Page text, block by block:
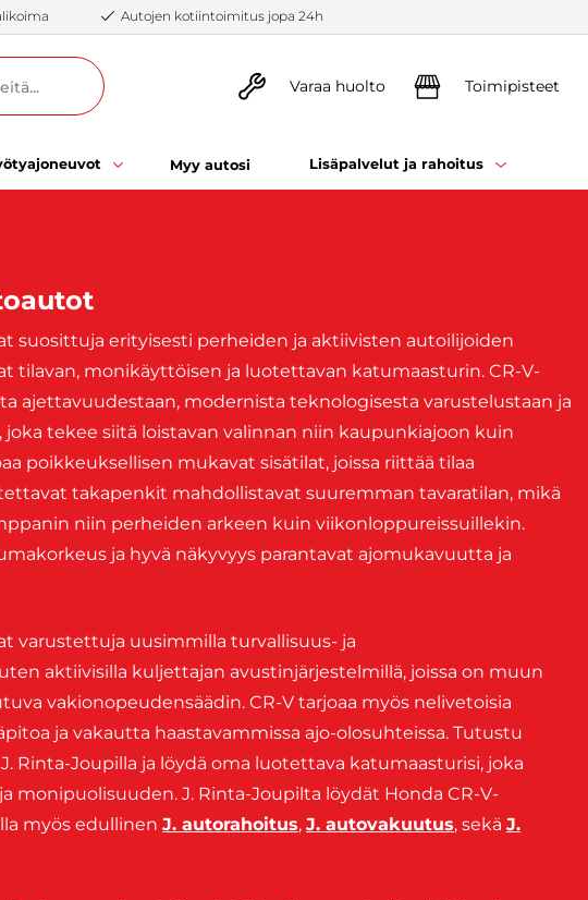
Autojen kotiintoimitus jopa 24h
Varaa huolto Toimipisteet
Myy autosi Lisäpalvelut ja rahoitus
suosittuja erityisesti perheiden ja aktiivisten autoilijoiden
tilavan, monikäyttöisen ja luotettavan katumaasturin. CR-V-
ajettavuudestaan, modernista teknologisesta varustelustaan ja
tekee siitä loistavan valinnan niin kaupunkiajoon kuin
poikkeuksellisen mukavat sisätilat, joissa riittää tilaa
takapenkit mahdollistavat suuremman tavaratilan, mikä
niin perheiden arkeen kuin viikonloppureissuillekin.
ja hyvä näkyvyys parantavat ajomukavuutta ja
varustettuja uusimmilla turvallisuus- ja
aktiivisilla kuljettajan avustinjärjestelmillä, joissa on muun
vakionopeudensäädin. CR-V tarjoaa myös nelivetoisia
ja vakautta haastavammissa ajo-olosuhteissa. Tutustu
Rinta-Joupilla ja löydä oma luotettava katumaasturisi, joka
monipuolisuuden. J. Rinta-Joupilta löydät Honda CR-V-
myös edullinen J. autorahoitus, J. autovakuutus, sekä J.